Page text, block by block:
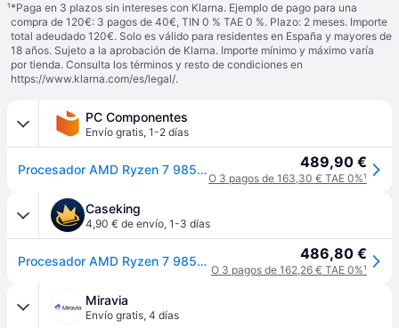
¹*Paga en 3 plazos sin intereses con Klarna. Ejemplo de pago para una
compra de 120€: 3 pagos de 40€, TIN 0 % TAE 0 %. Plazo: 2 meses. Importe
total adeudado 120€. Solo es válido para residentes en España y mayores de
18 años. Sujeto a la aprobación de Klarna. Importe mínimo y máximo varía
por tienda. Consulta los términos y resto de condiciones en
https://www.klarna.com/es/legal/.
PC Componentes
Envío gratis, 1-2 días
Procesador AMD Ryzen 7 9850X3D 8 Núcleos 4.7 GHz Frecuencia Base 5.6 GHz Turbo Gráficos Integrados 489,90 €
O 3 pagos de 163,30 € TAE 0%¹
Caseking
4,90 € de envío, 1-3 días
Procesador AMD Ryzen 7 9850X3D 8-Core (4.7GHz-5.6GHz) 104MB AM5 486,80 €
O 3 pagos de 162,26 € TAE 0%¹
Miravia
Envío gratis, 4 días